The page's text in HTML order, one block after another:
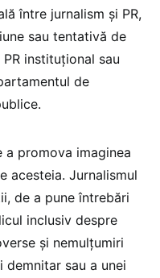
între jurnalism și PR,
sau tentativă de
instituțional sau
de
a promova imaginea
acesteia. Jurnalismul
de a pune întrebări
inclusiv despre
și nemulțumiri
sau a unei